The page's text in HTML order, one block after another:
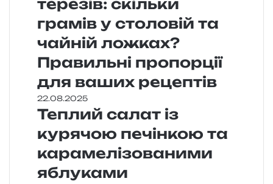
терезів: скільки
грамів у столовій та
чайній ложках?
Правильні пропорції
для ваших рецептів
22.08.2025
Теплий салат із
курячою печінкою та
карамелізованими
яблуками